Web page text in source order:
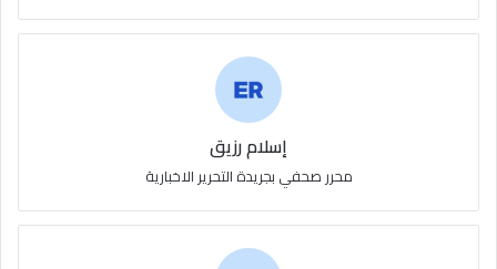
إسلام رزيق
محرر صحفي بجريدة التحرير الاخبارية